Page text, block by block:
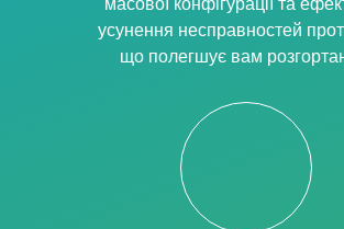
усунення несправностей
що полегшує вам